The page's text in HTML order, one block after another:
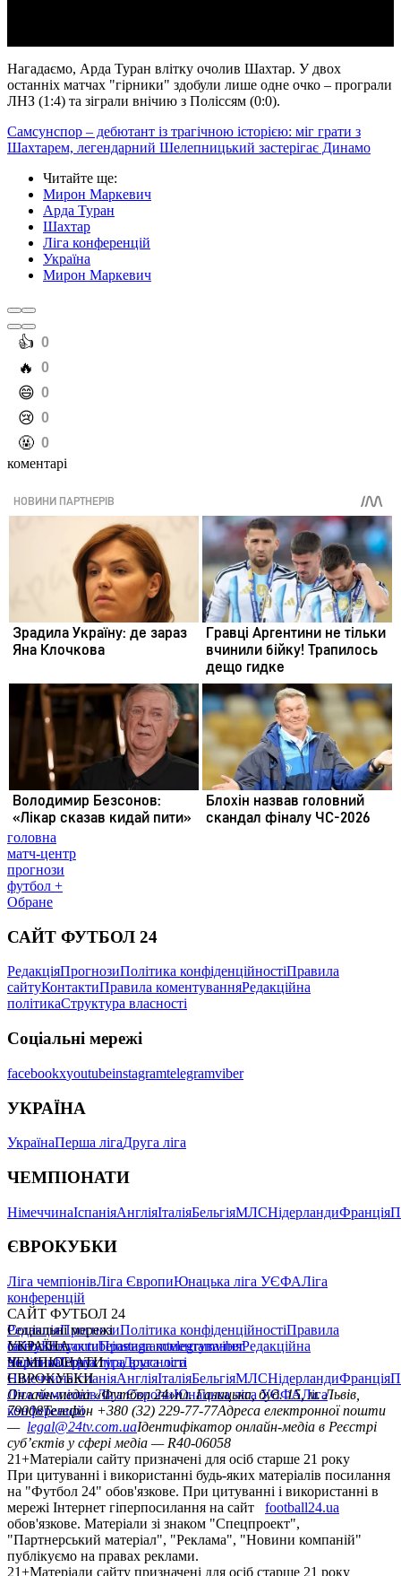
Нагадаємо, Арда Туран влітку очолив Шахтар. У двох
останніх матчах "гірники" здобули лише одне очко – програли
ЛНЗ (1:4) та зіграли внічию з Поліссям (0:0).
Самсунспор – дебютант із трагічною історією: міг грати з
Шахтарем, легендарний Шелепницький застерігає Динамо
Читайте ще:
Мирон Маркевич
Арда Туран
Шахтар
Ліга конференцій
Україна
Мирон Маркевич
️👍 0
️🔥 0
️😄 0
️😢 0
️🤬 0
коментарі
головна
матч-центр
прогнози
футбол +
Обране
САЙТ ФУТБОЛ 24
РедакціяПрогнозиПолітика конфіденційностіПравила
сайтуКонтактиПравила коментуванняРедакційна
політикаСтруктура власності
Соціальні мережі
facebookxyoutubeinstagramtelegramviber
УКРАЇНА
УкраїнаПерша лігаДруга ліга
ЧЕМПІОНАТИ
НімеччинаІспаніяАнгліяІталіяБельгіяМЛСНідерландиФранція
ЄВРОКУБКИ
Ліга чемпіонівЛіга ЄвропиЮнацька ліга УЄФАЛіга
конференцій
САЙТ ФУТБОЛ 24
РедакціяПрогнозиПолітика конфіденційностіПравила
сайтуКонтактиПравила коментуванняРедакційна
політикаСтруктура власності
Соціальні мережі
facebookxyoutubeinstagramtelegramviber
УКРАЇНА
УкраїнаПерша лігаДруга ліга
ЧЕМПІОНАТИ
НімеччинаІспаніяАнгліяІталіяБельгіяМЛСНідерландиФранція
ЄВРОКУБКИ
Ліга чемпіонівЛіга ЄвропиЮнацька ліга УЄФАЛіга
конференцій
Онлайн-медіа «Футбол 24»пл. Галицька, буд. 15, м. Львів,
79008Телефон +380 (32) 229-77-77Адреса електронної пошти
— legal@24tv.com.uaІдентифікатор онлайн-медіа в Реєстрі
суб’єктів у сфері медіа — R40-06058
21+Матеріали сайту призначені для осіб старше 21 року
При цитуванні і використанні будь-яких матеріалів посилання
на "Футбол 24" обов'язкове. При цитуванні і використанні в
мережі Інтернет гіперпосилання на сайт
football24.ua
обов'язкове. Матеріали зі знаком "Спецпроект",
"Партнерський матеріал", "Реклама", "Новини компаній"
публікуємо на правах реклами.
21+Матеріали сайту призначені для осіб старше 21 року